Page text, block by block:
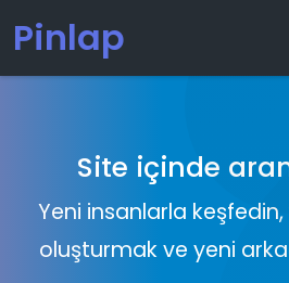
Pinlap
Site içinde
Yeni insanlarla
oluşturmak ve yeni